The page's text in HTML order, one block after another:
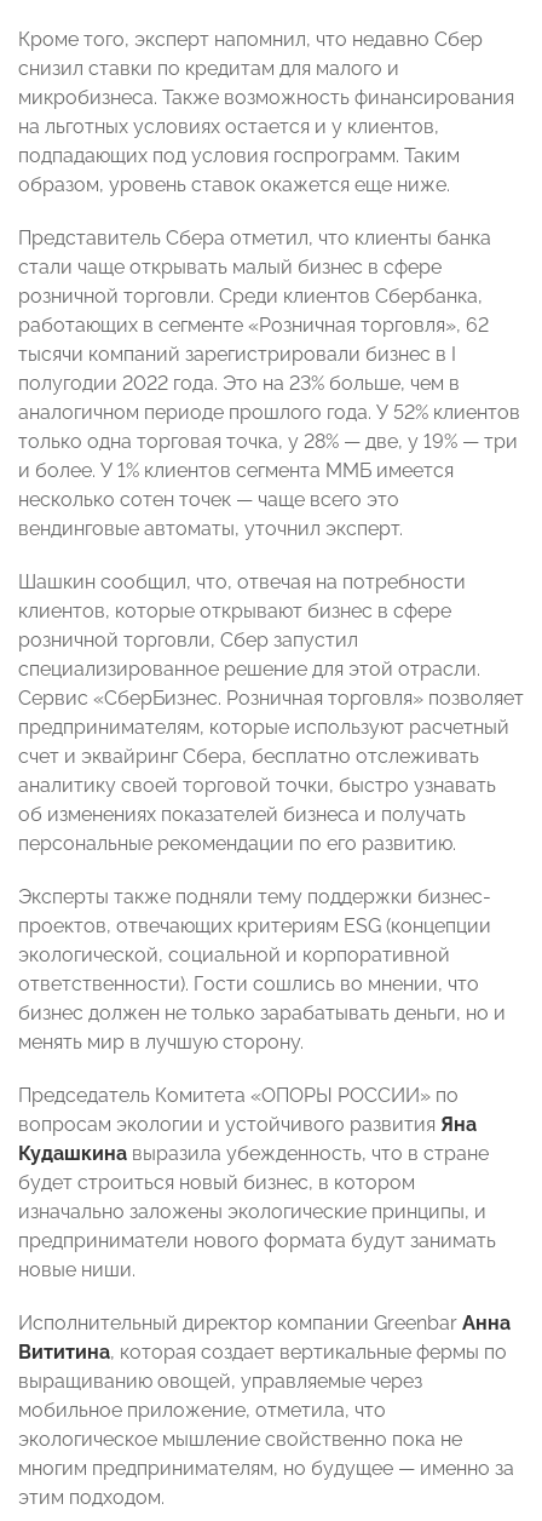
Кроме того, эксперт напомнил, что недавно Сбер
снизил ставки по кредитам для малого и
микробизнеса. Также возможность финансирования
на льготных условиях остается и у клиентов,
подпадающих под условия госпрограмм. Таким
образом, уровень ставок окажется еще ниже.
Представитель Сбера отметил, что клиенты банка
стали чаще открывать малый бизнес в сфере
розничной торговли. Среди клиентов Сбербанка,
работающих в сегменте «Розничная торговля», 62
тысячи компаний зарегистрировали бизнес в I
полугодии 2022 года. Это на 23% больше, чем в
аналогичном периоде прошлого года. У 52% клиентов
только одна торговая точка, у 28% — две, у 19% — три
и более. У 1% клиентов сегмента ММБ имеется
несколько сотен точек — чаще всего это
вендинговые автоматы, уточнил эксперт.
Шашкин сообщил, что, отвечая на потребности
клиентов, которые открывают бизнес в сфере
розничной торговли, Сбер запустил
специализированное решение для этой отрасли.
Сервис «СберБизнес. Розничная торговля» позволяет
предпринимателям, которые используют расчетный
счет и эквайринг Сбера, бесплатно отслеживать
аналитику своей торговой точки, быстро узнавать
об изменениях показателей бизнеса и получать
персональные рекомендации по его развитию.
Эксперты также подняли тему поддержки бизнес-
проектов, отвечающих критериям ЕSG (концепции
экологической, социальной и корпоративной
ответственности). Гости сошлись во мнении, что
бизнес должен не только зарабатывать деньги, но и
менять мир в лучшую сторону.
Председатель Комитета «ОПОРЫ РОССИИ» по
вопросам экологии и устойчивого развития Яна
Кудашкина выразила убежденность, что в стране
будет строиться новый бизнес, в котором
изначально заложены экологические принципы, и
предприниматели нового формата будут занимать
новые ниши.
Исполнительный директор компании Greenbar Анна
Вититина, которая создает вертикальные фермы по
выращиванию овощей, управляемые через
мобильное приложение, отметила, что
экологическое мышление свойственно пока не
многим предпринимателям, но будущее — именно за
этим подходом.